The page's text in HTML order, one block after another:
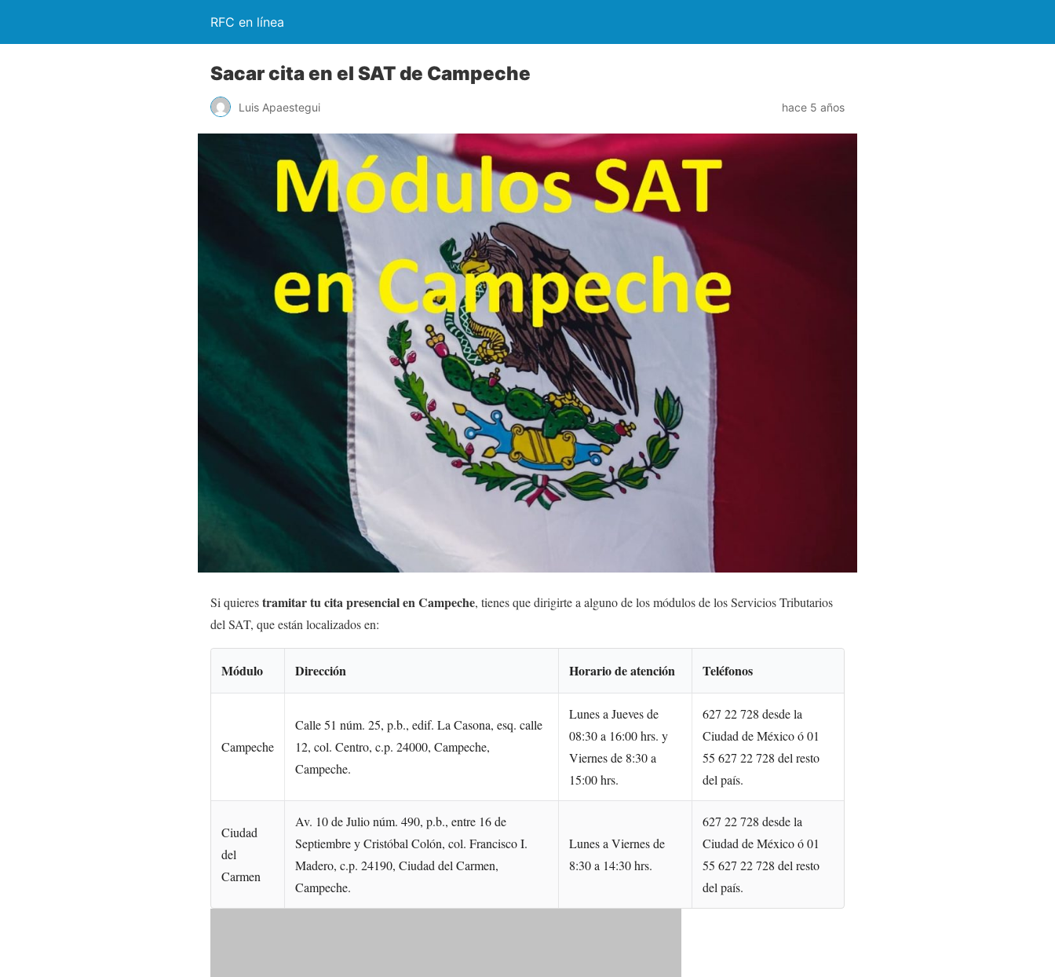
RFC en línea
Sacar cita en el SAT de Campeche
Luis Apaestegui hace 5 años
Si quierestramitar tu cita presencial en Campeche, tienes que dirigirte a alguno de los módulos de los Servicios Tributarios
del SAT, que están localizados en:
Módulo Dirección Horario de atención Teléfonos
Campeche
Calle 51 núm. 25, p.b., edif. La Casona, esq. calle
12, col. Centro, c.p. 24000, Campeche,
Campeche.
Lunes a Jueves de
08:30 a 16:00 hrs. y
Viernes de 8:30 a
15:00 hrs.
627 22 728 desde la
Ciudad de México ó 01
55 627 22 728 del resto
del país.
Ciudad
del
Carmen
Av. 10 de Julio núm. 490, p.b., entre 16 de
Septiembre y Cristóbal Colón, col. Francisco I.
Madero, c.p. 24190, Ciudad del Carmen,
Campeche.
Lunes a Viernes de
8:30 a 14:30 hrs.
627 22 728 desde la
Ciudad de México ó 01
55 627 22 728 del resto
del país.